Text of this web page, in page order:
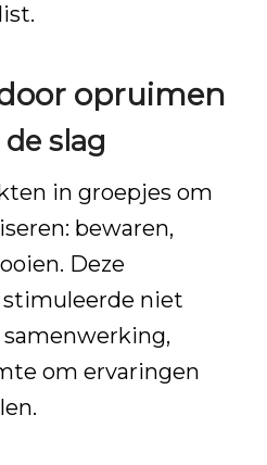
opruimen
slag
in groepjes om
bewaren,
Deze
niet
om ervaringen